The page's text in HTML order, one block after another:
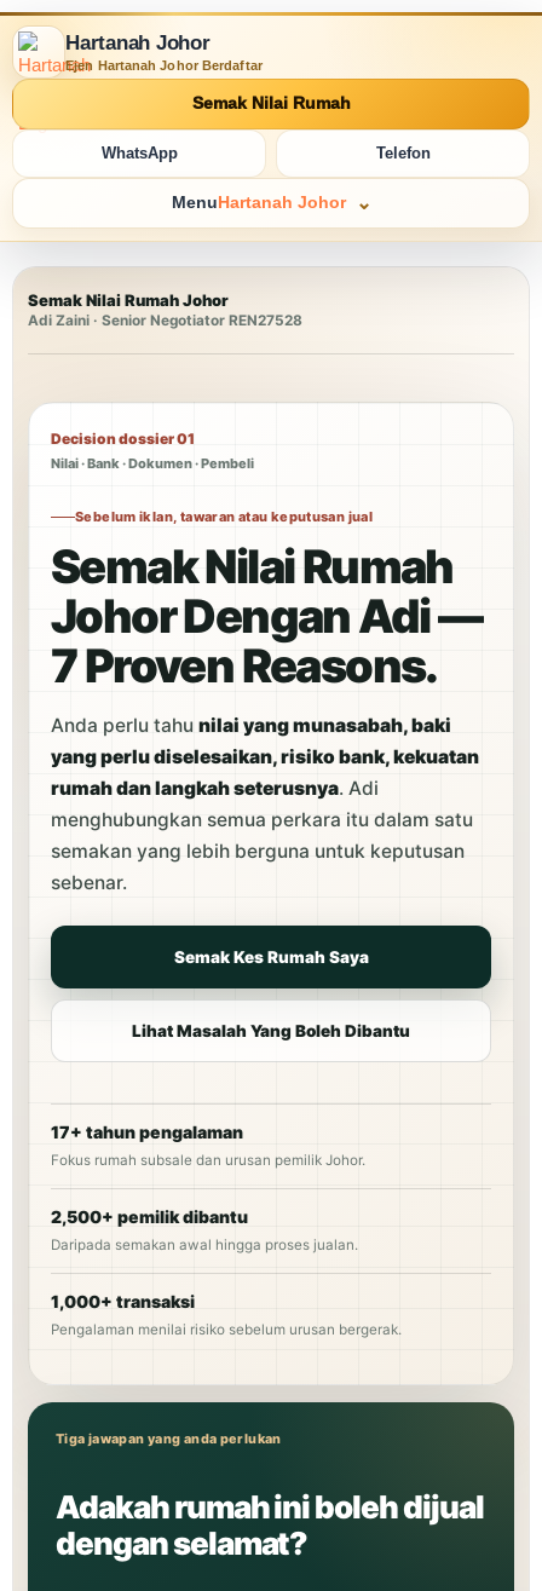
Hartanah Johor
Ejen Hartanah Johor Berdaftar
Semak Nilai Rumah
WhatsApp Telefon
Menu Hartanah Johor
Semak Nilai Rumah Johor
Adi Zaini · Senior Negotiator REN27528
Decision dossier 01
Nilai · Bank · Dokumen · Pembeli
Sebelum iklan, tawaran atau keputusan jual
Semak Nilai Rumah
Johor Dengan Adi —
7 Proven Reasons.
Anda perlu tahu nilai yang munasabah, baki
yang perlu diselesaikan, risiko bank, kekuatan
rumah dan langkah seterusnya. Adi
menghubungkan semua perkara itu dalam satu
semakan yang lebih berguna untuk keputusan
sebenar.
Semak Kes Rumah Saya
Lihat Masalah Yang Boleh Dibantu
17+ tahun pengalaman
Fokus rumah subsale dan urusan pemilik Johor.
2,500+ pemilik dibantu
Daripada semakan awal hingga proses jualan.
1,000+ transaksi
Pengalaman menilai risiko sebelum urusan bergerak.
Tiga jawapan yang anda perlukan
Adakah rumah ini boleh dijual
dengan selamat?